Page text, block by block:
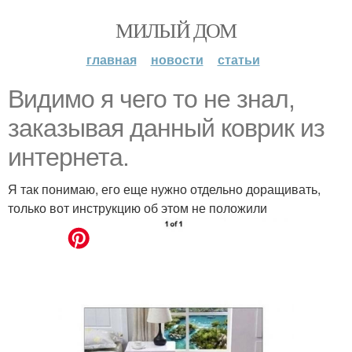
МИЛЫЙ ДОМ
главная новости статьи
Видимо я чего то не знал,
заказывая данный коврик из
интернета.
Я так понимаю, его еще нужно отдельно доращивать,
только вот инструкцию об этом не положили